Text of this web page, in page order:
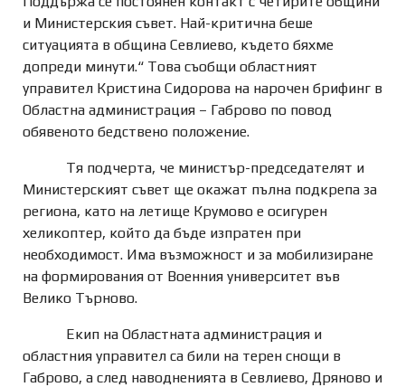
и Министерския съвет. Най-критична беше
ситуацията в община Севлиево, където бяхме
допреди минути.“ Това съобщи областният
управител Кристина Сидорова на нарочен брифинг в
Областна администрация – Габрово по повод
обявеното бедствено положение.
Тя подчерта, че министър-председателят и
Министерският съвет ще окажат пълна подкрепа за
региона, като на летище Крумово е осигурен
хеликоптер, който да бъде изпратен при
необходимост. Има възможност и за мобилизиране
на формирования от Военния университет във
Велико Търново.
Екип на Областната администрация и
областния управител са били на терен снощи в
Габрово, а след наводненията в Севлиево, Дряново и